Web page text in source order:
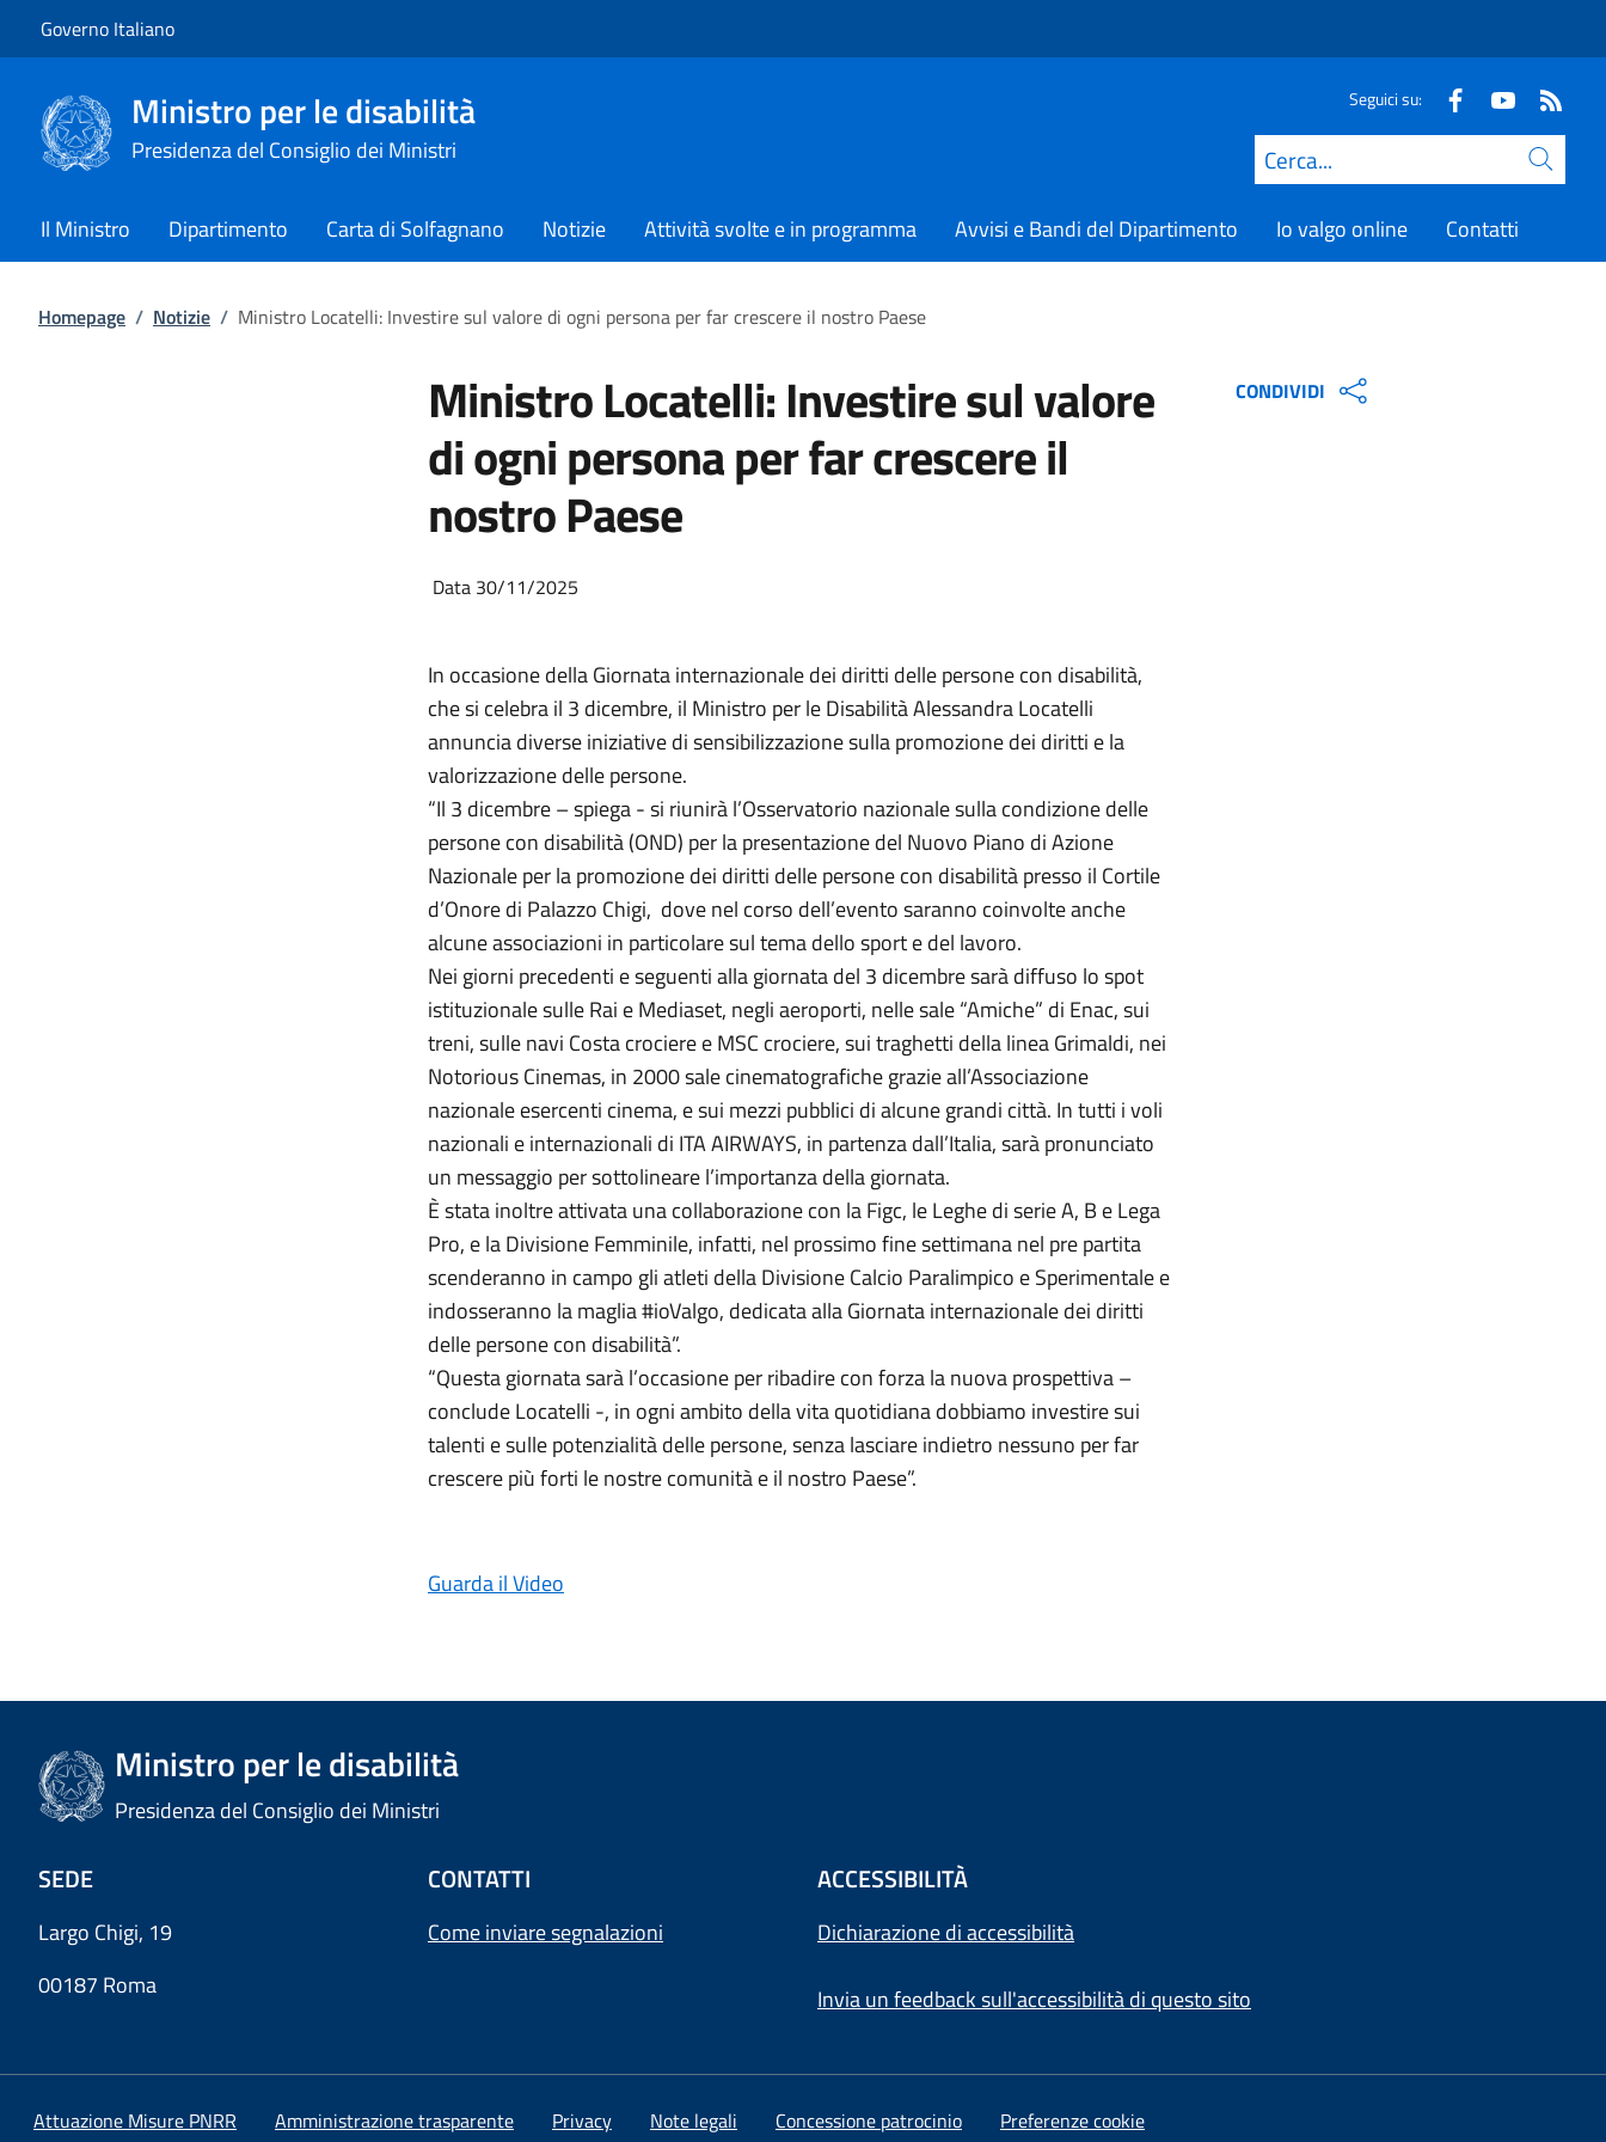
Governo Italiano
Ministro per le disabilità
Presidenza del Consiglio dei Ministri
Seguici su:
Cerca
Il Ministro Dipartimento Carta di Solfagnano Notizie Attività svolte e in programma Avvisi e Bandi del Dipartimento Io valgo online Contatti
Homepage / Notizie / Ministro Locatelli: Investire sul valore di ogni persona per far crescere il nostro Paese
Ministro Locatelli: Investire sul valore
di ogni persona per far crescere il
nostro Paese
Data 30/11/2025
In occasione della Giornata internazionale dei diritti delle persone con disabilità,
che si celebra il 3 dicembre, il Ministro per le Disabilità Alessandra Locatelli
annuncia diverse iniziative di sensibilizzazione sulla promozione dei diritti e la
valorizzazione delle persone.
“Il 3 dicembre – spiega - si riunirà l’Osservatorio nazionale sulla condizione delle
persone con disabilità (OND) per la presentazione del Nuovo Piano di Azione
Nazionale per la promozione dei diritti delle persone con disabilità presso il Cortile
d’Onore di Palazzo Chigi, dove nel corso dell’evento saranno coinvolte anche
alcune associazioni in particolare sul tema dello sport e del lavoro.
Nei giorni precedenti e seguenti alla giornata del 3 dicembre sarà diffuso lo spot
istituzionale sulle Rai e Mediaset, negli aeroporti, nelle sale “Amiche” di Enac, sui
treni, sulle navi Costa crociere e MSC crociere, sui traghetti della linea Grimaldi, nei
Notorious Cinemas, in 2000 sale cinematografiche grazie all’Associazione
nazionale esercenti cinema, e sui mezzi pubblici di alcune grandi città. In tutti i voli
nazionali e internazionali di ITA AIRWAYS, in partenza dall’Italia, sarà pronunciato
un messaggio per sottolineare l’importanza della giornata.
È stata inoltre attivata una collaborazione con la Figc, le Leghe di serie A, B e Lega
Pro, e la Divisione Femminile, infatti, nel prossimo fine settimana nel pre partita
scenderanno in campo gli atleti della Divisione Calcio Paralimpico e Sperimentale e
indosseranno la maglia #ioValgo, dedicata alla Giornata internazionale dei diritti
delle persone con disabilità”.
“Questa giornata sarà l’occasione per ribadire con forza la nuova prospettiva –
conclude Locatelli -, in ogni ambito della vita quotidiana dobbiamo investire sui
talenti e sulle potenzialità delle persone, senza lasciare indietro nessuno per far
crescere più forti le nostre comunità e il nostro Paese”.
Guarda il Video
CONDIVIDI
Ministro per le disabilità
Presidenza del Consiglio dei Ministri
SEDE
Largo Chigi, 19
00187 Roma
CONTATTI
Come inviare segnalazioni
ACCESSIBILITÀ
Dichiarazione di accessibilità
Invia un feedback sull'accessibilità di questo sito
Attuazione Misure PNRR Amministrazione trasparente Privacy Note legali Concessione patrocinio Preferenze cookie